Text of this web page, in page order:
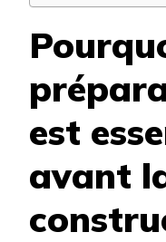
est
avant